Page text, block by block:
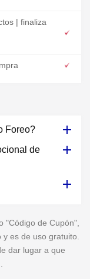
| finaliza
Foreo?
de
"Código de Cupón",
es de uso gratuito.
dar lugar a que